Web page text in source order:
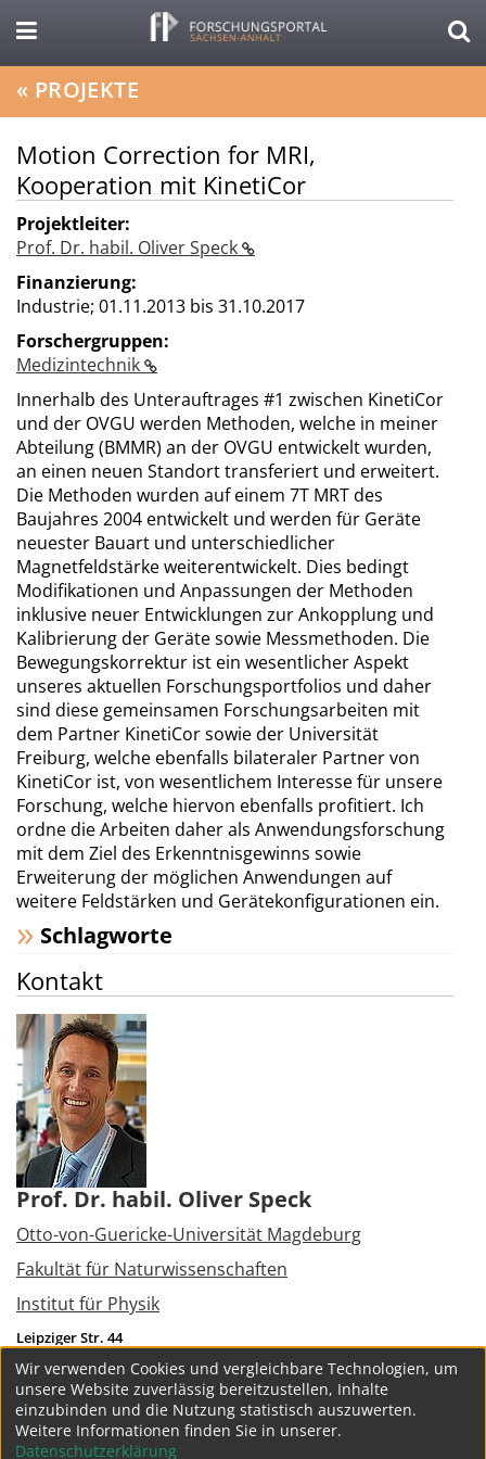
« PROJEKTE
Motion Correction for MRI,
Kooperation mit KinetiCor
Projektleiter:
Prof. Dr. habil. Oliver Speck
Finanzierung:
Industrie; 01.11.2013 bis 31.10.2017
Forschergruppen:
Medizintechnik
Innerhalb des Unterauftrages #1 zwischen KinetiCor
und der OVGU werden Methoden, welche in meiner
Abteilung (BMMR) an der OVGU entwickelt wurden,
an einen neuen Standort transferiert und erweitert.
Die Methoden wurden auf einem 7T MRT des
Baujahres 2004 entwickelt und werden für Geräte
neuester Bauart und unterschiedlicher
Magnetfeldstärke weiterentwickelt. Dies bedingt
Modifikationen und Anpassungen der Methoden
inklusive neuer Entwicklungen zur Ankopplung und
Kalibrierung der Geräte sowie Messmethoden. Die
Bewegungskorrektur ist ein wesentlicher Aspekt
unseres aktuellen Forschungsportfolios und daher
sind diese gemeinsamen Forschungsarbeiten mit
dem Partner KinetiCor sowie der Universität
Freiburg, welche ebenfalls bilateraler Partner von
KinetiCor ist, von wesentlichem Interesse für unsere
Forschung, welche hiervon ebenfalls profitiert. Ich
ordne die Arbeiten daher als Anwendungsforschung
mit dem Ziel des Erkenntnisgewinns sowie
Erweiterung der möglichen Anwendungen auf
weitere Feldstärken und Gerätekonfigurationen ein.
Schlagworte
Kontakt
Prof. Dr. habil. Oliver Speck
Otto-von-Guericke-Universität Magdeburg
Fakultät für Naturwissenschaften
Institut für Physik
Leipziger Str. 44
39120
Magdeburg
Tel.:
+49 391 6756113
oliver.speck@ovgu.de
weitere Projekte
Wir verwenden Cookies und vergleichbare Technologien, um
unsere Website zuverlässig bereitzustellen, Inhalte
einzubinden und die Nutzung statistisch auszuwerten.
Weitere Informationen finden Sie in unserer.
Datenschutzerklärung